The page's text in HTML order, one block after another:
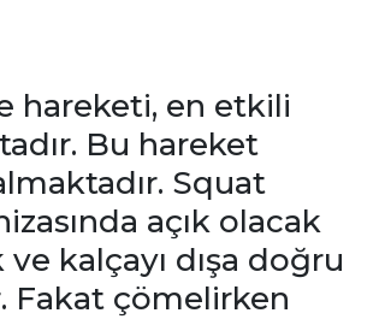
hareketi, en etkili
Bu hareket
Squat
açık olacak
kalçayı dışa doğru
Fakat çömelirken